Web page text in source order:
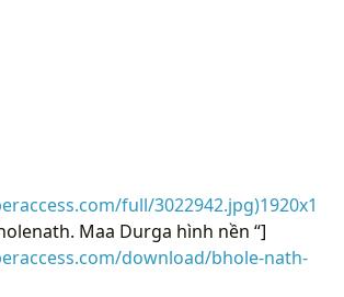
full/3022942.jpg)1920x1
Maa Durga hình nền “]
download/bhole-nath-